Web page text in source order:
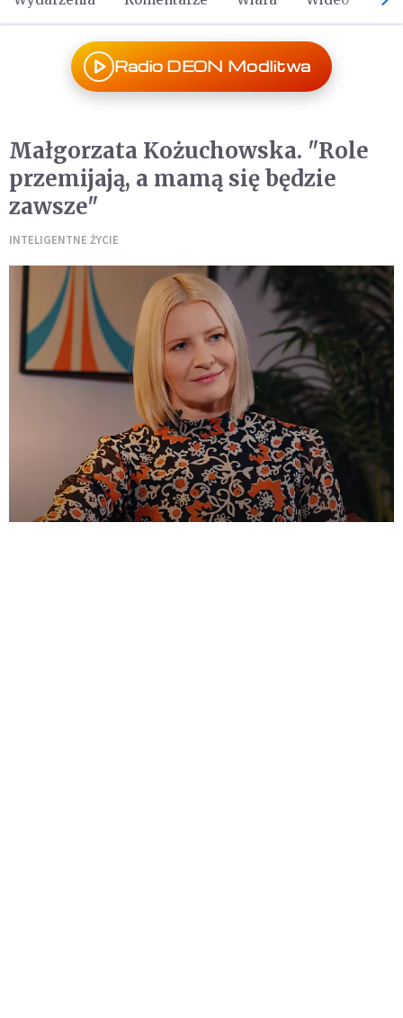
Radio DEON Modlitwa
Małgorzata Kożuchowska. "Role
przemijają, a mamą się będzie
zawsze"
INTELIGENTNE ŻYCIE